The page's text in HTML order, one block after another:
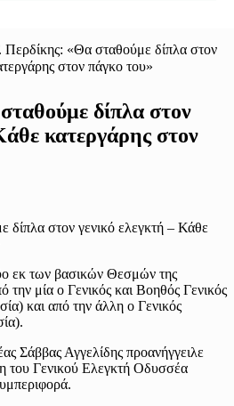
Περδίκης: «Θα σταθούμε δίπλα στον
στον πάγκο του»
δίπλα στον
κατεργάρης στον
εκ των βασικών Θεσμών της
μία ο Γενικός και Βοηθός Γενικός
και από την άλλη ο Γενικός
Σάββας Αγγελίδης προανήγγειλε
του Γενικού Ελεγκτή Οδυσσέα